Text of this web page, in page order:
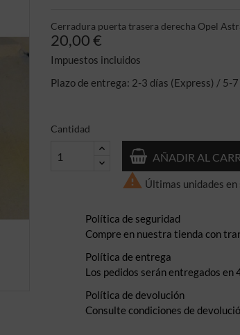
Cerradura puerta trasera derecha Opel
20,00 €
Impuestos incluidos
Plazo de entrega: 2-3 días (Express) / 5-
Cantidad
AÑADIR AL
 Últimas unidades en
Política de seguridad
Compre en nuestra tienda con
Política de entrega
Los pedidos serán entregados en
Política de devolución
Consulte condiciones de